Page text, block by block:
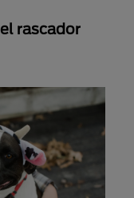
rascador